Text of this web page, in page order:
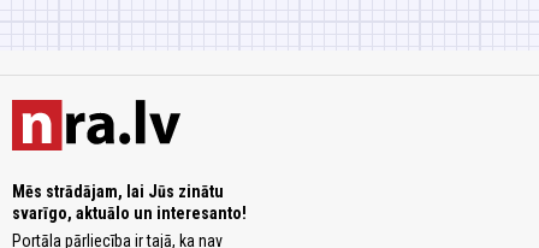
Mēs strādājam, lai Jūs zinātu
svarīgo, aktuālo un interesanto!
Portāla pārliecība ir tajā, ka nav